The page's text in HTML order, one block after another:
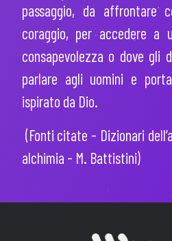
passaggio, da affrontare
coraggio, per accedere
consapevolezza o dove gli
parlare agli uomini e
ispirato da Dio.
(Fonti citate - Dizionari
alchimia - M. Battistini)